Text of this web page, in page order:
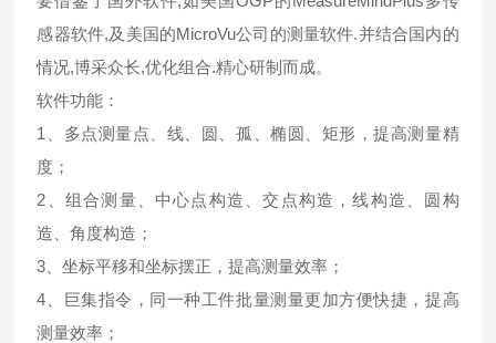
感器软件,及美国的MicroVu公司的测量软件.并结合国内的
情况,博采众长,优化组合.精心研制而成。
软件功能：
1、多点测量点、线、圆、孤、椭圆、矩形，提高测量精
度；
2、组合测量、中心点构造、交点构造，线构造、圆构
造、角度构造；
3、坐标平移和坐标摆正，提高测量效率；
4、巨集指令，同一种工件批量测量更加方便快捷，提高
测量效率；